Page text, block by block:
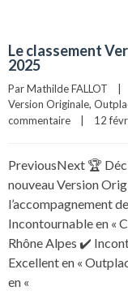
Le classement
2025
Par Mathilde FALLOT
Version Originale,
commentaire
12
PreviousNext 🏆
nouveau Version
l’accompagnement
Incontournable en «
Rhône Alpes ✔️
Excellent en «
en «